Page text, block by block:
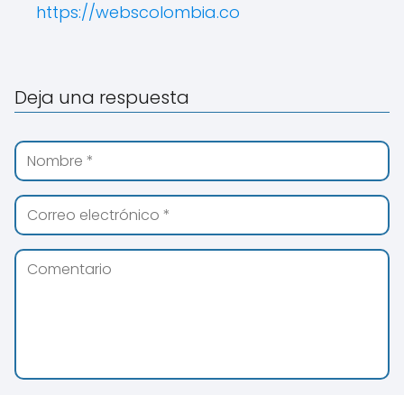
https://webscolombia.co
Deja una respuesta